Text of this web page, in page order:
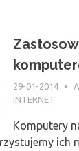
29-01-2014
INTERNET
Komputery
ich